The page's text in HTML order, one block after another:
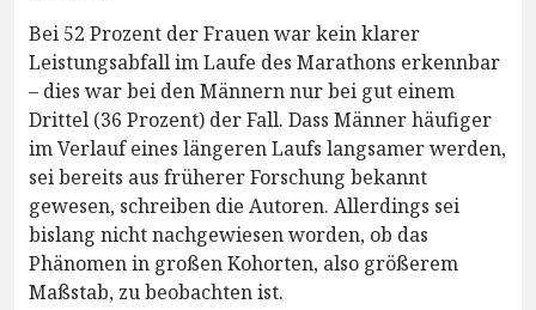
Bei 52 Prozent der Frauen war kein klarer
Leistungsabfall im Laufe des Marathons erkennbar
– dies war bei den Männern nur bei gut einem
Drittel (36 Prozent) der Fall. Dass Männer häufiger
im Verlauf eines längeren Laufs langsamer werden,
sei bereits aus früherer Forschung bekannt
gewesen, schreiben die Autoren. Allerdings sei
bislang nicht nachgewiesen worden, ob das
Phänomen in großen Kohorten, also größerem
Maßstab, zu beobachten ist.